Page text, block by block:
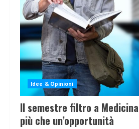
Idee & Opinioni
Il semestre filtro a
più che un’opportunità